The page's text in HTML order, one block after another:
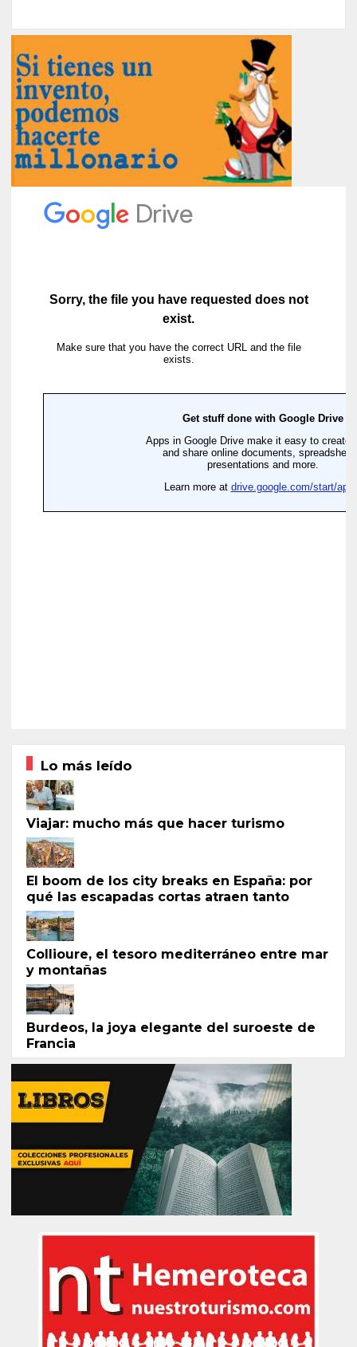
Lo más leído
Viajar: mucho más que hacer turismo
El boom de los city breaks en España: por
qué las escapadas cortas atraen tanto
Collioure, el tesoro mediterráneo entre mar
y montañas
Burdeos, la joya elegante del suroeste de
Francia